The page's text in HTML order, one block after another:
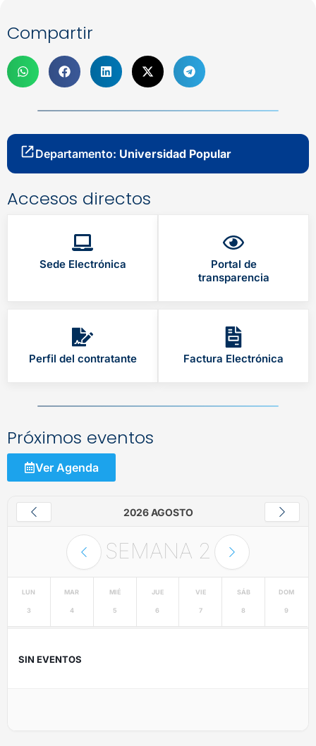
Compartir
Departamento: Universidad Popular
Accesos directos
Sede Electrónica
Portal de
transparencia
Perfil del contratante Factura Electrónica
Próximos eventos
Ver Agenda
2026 AGOSTO
SEMANA 2
LUN
3
MAR
4
MIÉ
5
JUE
6
VIE
7
SÁB
8
DOM
9
SIN EVENTOS